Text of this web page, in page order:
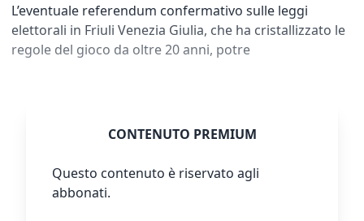
L’eventuale referendum confermativo sulle leggi
elettorali in Friuli Venezia Giulia, che ha cristallizzato le
regole del gioco da oltre 20 anni, potre
CONTENUTO PREMIUM
Questo contenuto è riservato agli
abbonati.